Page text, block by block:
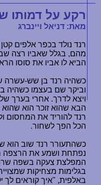
רקע על דמותו
מאת: דניאל ויינברג
רנד נולד בכפר אלפים
הביא לו אביו את סוסו
כשהיה רנד בן שש-עשרה
וביקר שם בעצמו כשהיה
ויצא לדרך. אחרי בערך
הבא שהוא זוכר הוא שהוא
רנד להוריד את המחסום
הכל הפך לשחור.
כשהתעורר רנד שוב הוא
נפתחת ושמע את הרצפה
המפלצת צעקה בשפה
בגלימות מצחיקות
באלפית, "איך קוראים